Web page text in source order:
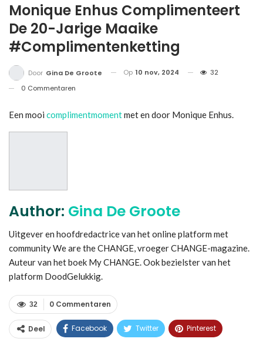
Monique Enhus Complimenteert
De 20-Jarige Maaike
#Complimentenketting
Door Gina De Groote Op 10 nov, 2024
32
0 Commentaren
Een mooi complimentmomentmet en door Monique Enhus.
Author: Gina De Groote
Uitgever en hoofdredactrice van het online platform met
community We are the CHANGE, vroeger CHANGE-magazine.
Auteur van het boek My CHANGE. Ook bezielster van het
platform DoodGelukkig.
0 Commentaren
32
Deel Facebook Twitter Pinterest